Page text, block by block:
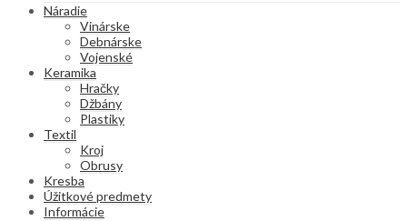
Náradie
Vinárske
Debnárske
Vojenské
Keramika
Hračky
Džbány
Plastiky
Textil
Kroj
Obrusy
Kresba
Úžitkové predmety
Informácie